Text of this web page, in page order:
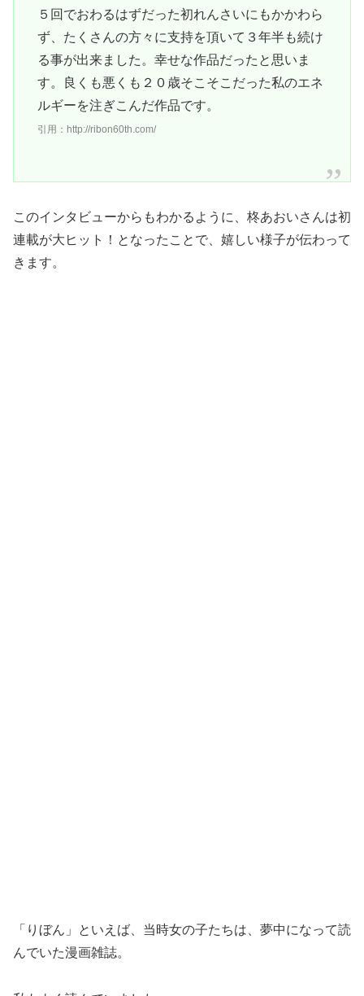
５回でおわるはずだった初れんさいにもかかわら
ず、たくさんの方々に支持を頂いて３年半も続け
る事が出来ました。幸せな作品だったと思いま
す。良くも悪くも２０歳そこそこだった私のエネ
ルギーを注ぎこんだ作品です。
引用：http://ribon60th.com/
このインタビューからもわかるように、柊あおいさんは初
連載が大ヒット！となったことで、嬉しい様子が伝わって
きます。
「りぼん」といえば、当時女の子たちは、夢中になって読
んでいた漫画雑誌。